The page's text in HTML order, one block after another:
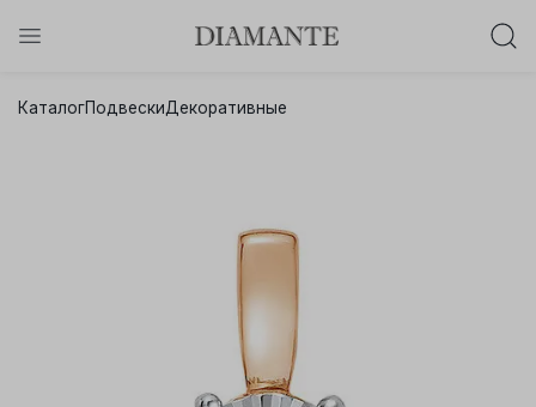
Осталось:
КаталогПодвескиДекоративные